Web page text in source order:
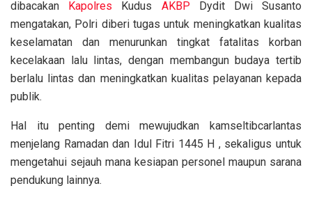
dibacakan
Kapolres Kudus AKBP Dydit Dwi Susanto
mengatakan, Polri diberi tugas untuk meningkatkan kualitas
keselamatan dan menurunkan tingkat fatalitas korban
kecelakaan lalu lintas, dengan membangun budaya tertib
berlalu lintas dan meningkatkan kualitas pelayanan kepada
publik.
Hal itu penting demi mewujudkan kamseltibcarlantas
menjelang Ramadan dan Idul Fitri 1445 H , sekaligus untuk
mengetahui sejauh mana kesiapan personel maupun sarana
pendukung lainnya.